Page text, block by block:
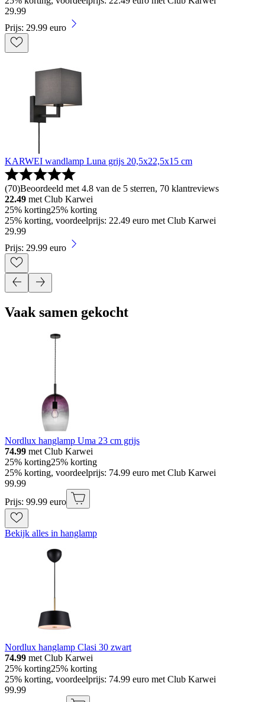
29.99
Prijs: 29.99 euro
KARWEI wandlamp Luna grijs 20,5x22,5x15 cm
(70)Beoordeeld met 4.8 van de 5 sterren, 70 klantreviews
22.49 met Club Karwei
25% korting25% korting
25% korting, voordeelprijs: 22.49 euro met Club Karwei
29.99
Prijs: 29.99 euro
Vaak samen gekocht
Nordlux hanglamp Uma 23 cm grijs
74.99 met Club Karwei
25% korting25% korting
25% korting, voordeelprijs: 74.99 euro met Club Karwei
99.99
Prijs: 99.99 euro
Bekijk alles in hanglamp
Nordlux hanglamp Clasi 30 zwart
74.99 met Club Karwei
25% korting25% korting
25% korting, voordeelprijs: 74.99 euro met Club Karwei
99.99